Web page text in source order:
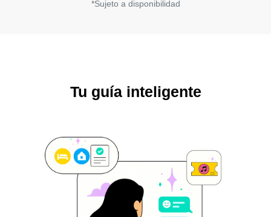
*Sujeto a disponibilidad
Tu guía inteligente